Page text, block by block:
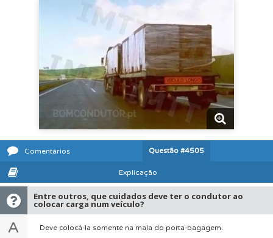
Comentários Questão #4505
Explicação
Entre outros, que cuidados deve ter o condutor ao
colocar carga num veículo?
A Deve colocá-la somente na mala do porta-bagagem.